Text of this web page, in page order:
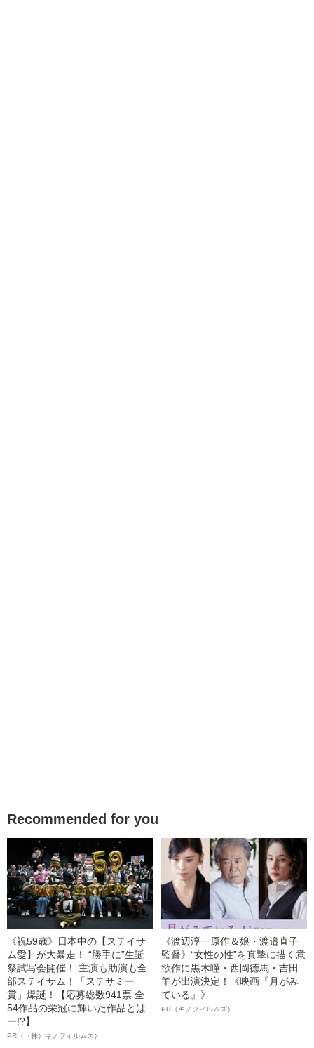
Recommended for you
《祝59歳》日本中の【ステイサ
ム愛】が大暴走！ “勝手に”生誕
祭試写会開催！ 主演も助演も全
部ステイサム！「ステサミー
賞」爆誕！【応募総数941票 全
54作品の栄冠に輝いた作品とは
ー!?】
PR（（株）キノフィルムズ）
《渡辺淳一原作＆娘・渡邉直子
監督》“女性の性”を真摯に描く意
欲作に黒木瞳・西岡德馬・吉田
羊が出演決定！《映画『月がみ
ている』》
PR（キノフィルムズ）